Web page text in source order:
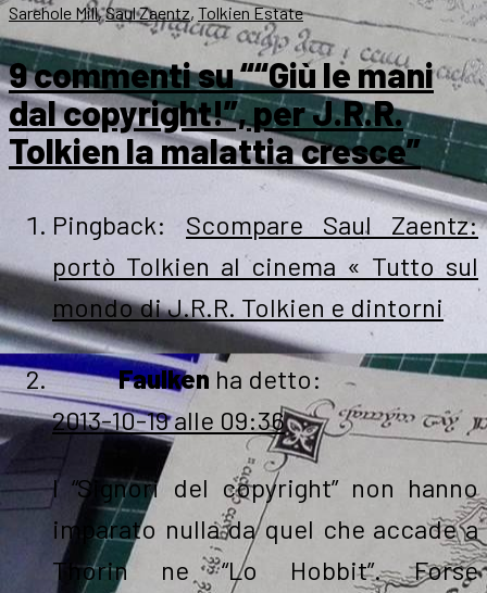
Sarehole Mill,Saul Zaentz, Tolkien Estate
9 commenti su ““Giù le mani
dal copyright!”, per J.R.R.
Tolkien la malattia cresce”
Pingback: Scompare Saul Zaentz:
portò Tolkien al cinema « Tutto sul
mondo di J.R.R. Tolkien e dintorni
Faulken ha detto:
2013-10-19 alle 09:36
I “Signori del copyright” non hanno
imparato nulla da quel che accade a
Thorin ne “Lo Hobbit”. Forse